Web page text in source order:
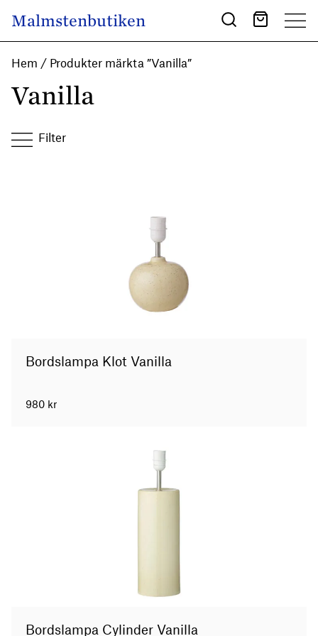
Main Navigation
Malmstenbutiken
Hem / Produkter märkta ”Vanilla”
Vanilla
Filter
Bordslampa Klot Vanilla
980 kr
Bordslampa Cylinder Vanilla